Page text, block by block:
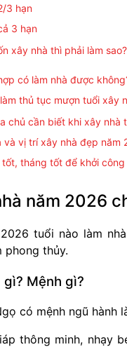
3 hạn
3 hạn
xây nhà thì phải làm sao?
có làm nhà được
thủ tục mượn tuổi xây
chủ cần biết khi xây nhà
và vị trí xây nhà đẹp năm
tháng tốt để khởi
năm 2026
tuổi nào làm
phong thủy.
gì? Mệnh gì?
có mệnh ngũ
thông minh, nhạy